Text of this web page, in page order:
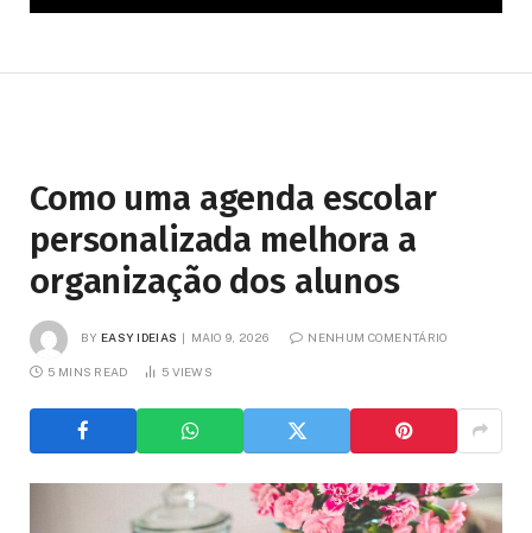
Como uma agenda escolar
personalizada melhora a
organização dos alunos
BY EASY IDEIAS MAIO 9, 2026 NENHUM COMENTÁRIO
5 MINS READ 5 VIEWS